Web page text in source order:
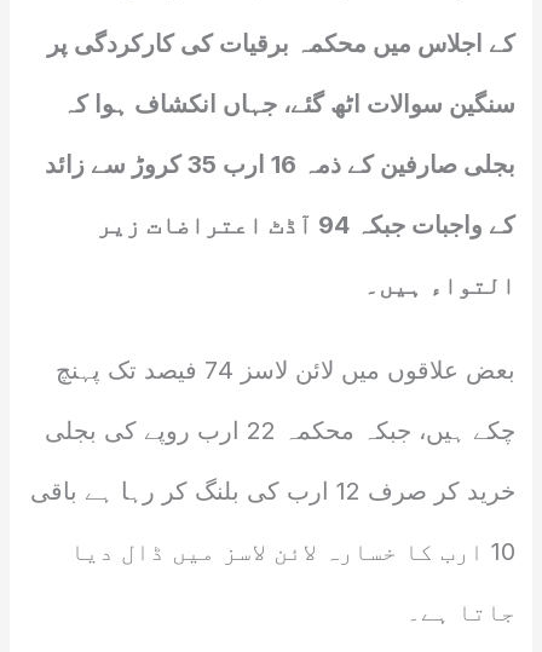
کے اجلاس میں محکمہ برقیات کی کارکردگی پر
سنگین سوالات اٹھ گئے، جہاں انکشاف ہوا کہ
بجلی صارفین کے ذمہ 16 ارب 35 کروڑ سے زائد
کے واجبات جبکہ 94 آڈٹ اعتراضات زیر
التواء ہیں۔
بعض علاقوں میں لائن لاسز 74 فیصد تک پہنچ
چکے ہیں، جبکہ محکمہ 22 ارب روپے کی بجلی
خرید کر صرف 12 ارب کی بلنگ کر رہا ہے باقی
10 ارب کا خسارہ لائن لاسز میں ڈال دیا
جاتا ہے۔